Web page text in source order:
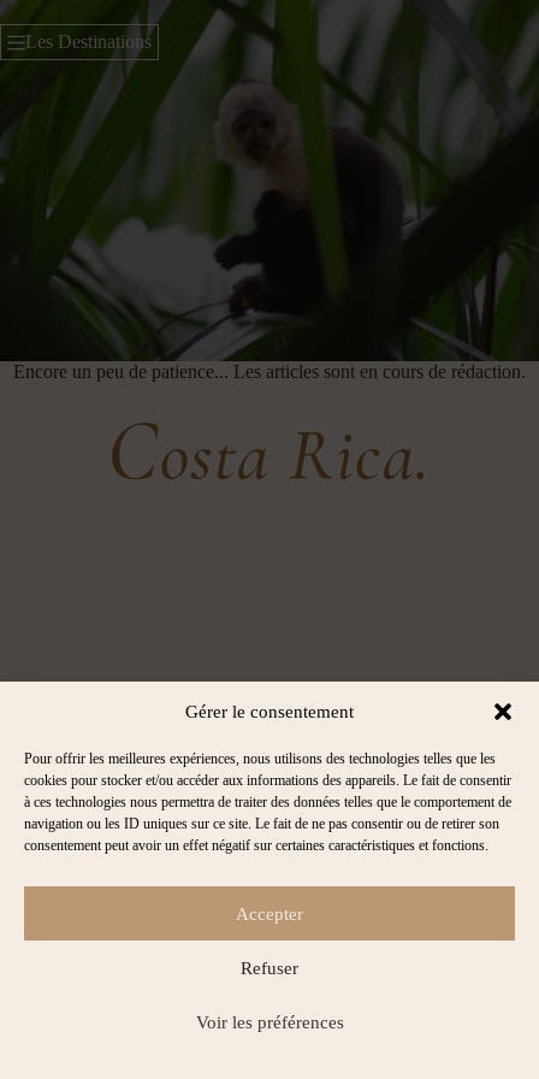
Gérer le consentement
Pour offrir les meilleures expériences, nous utilisons des technologies telles que les
cookies pour stocker et/ou accéder aux informations des appareils. Le fait de consentir
à ces technologies nous permettra de traiter des données telles que le comportement de
navigation ou les ID uniques sur ce site. Le fait de ne pas consentir ou de retirer son
consentement peut avoir un effet négatif sur certaines caractéristiques et fonctions.
Accepter
Refuser
Voir les préférences
Passer
au
contenu
Les Destinations
Costa Rica.
Encore un peu de patience... Les articles sont en cours de rédaction.
d'Évasion.
Politique de Gestion des Cookies